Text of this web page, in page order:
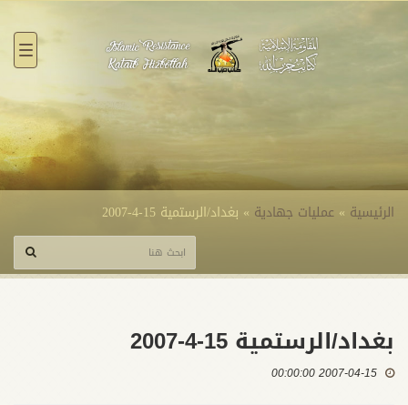
الرئيسية » عمليات جهادية » بغداد/الرستمية 15-4-2007
بغداد/الرستمية 15-4-2007
2007-04-15 00:00:00